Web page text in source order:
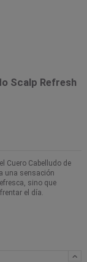
Scalp Refresh
Cuero Cabelludo de
una sensación
sino que
el día.